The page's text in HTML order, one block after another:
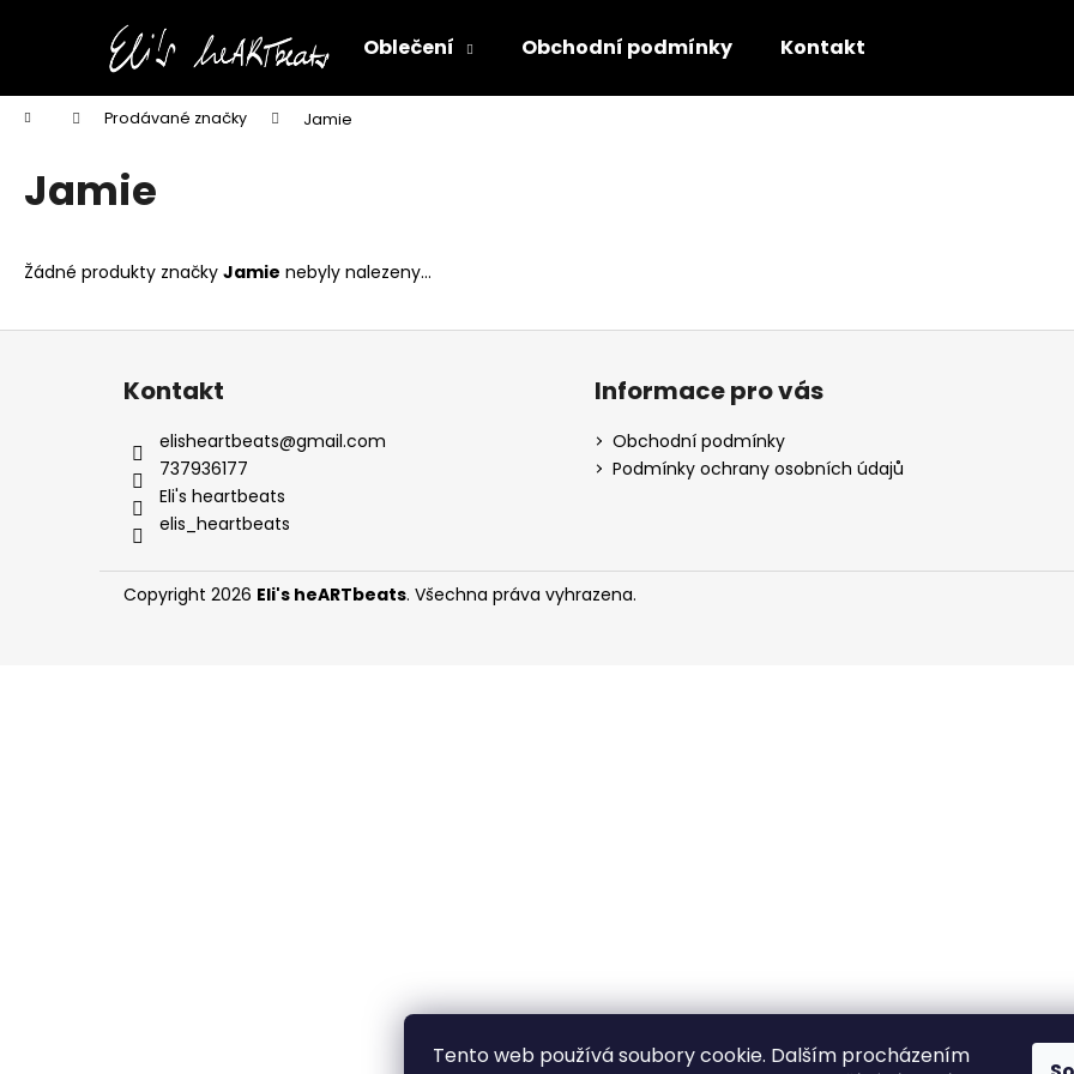
Tento web používá soubory cookie. Dalším procházením
Oblečení Obchodní podmínky Kontakt
Domů Prodávané značky Jamie
Jamie
Žádné produkty značky Jamie nebyly nalezeny...
í
Zpět
do
obchodu
Zpět
do
obchodu
Z
Kontakt
elisheartbeats@gmail.com
737936177
Eli's heartbeats
elis_heartbeats
Informace pro vás
Obchodní podmínky
Podmínky ochrany osobních údajů
Copyright 2026 Eli's heARTbeats. Všechna práva vyhrazena.